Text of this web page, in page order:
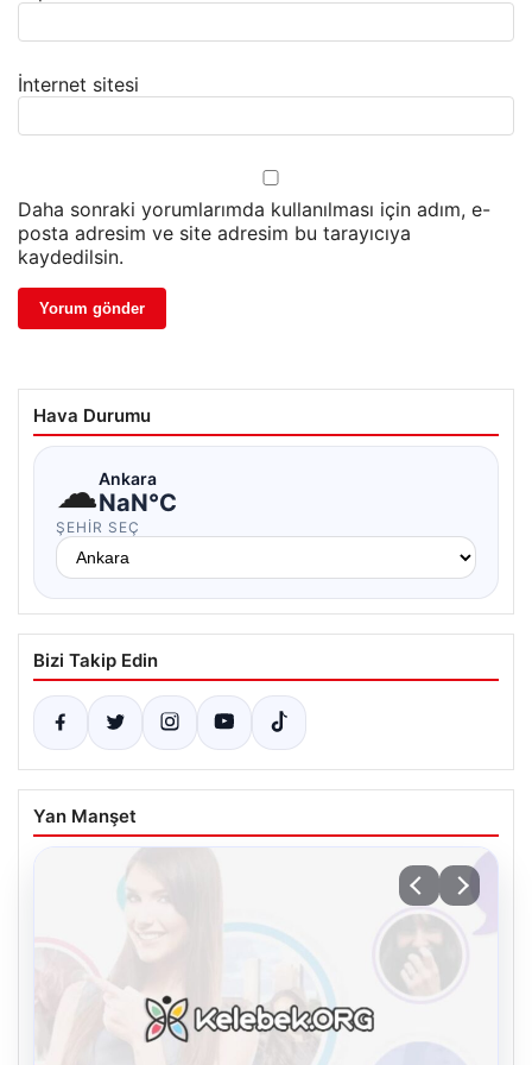
İnternet sitesi
Daha sonraki yorumlarımda kullanılması için adım, e-
posta adresim ve site adresim bu tarayıcıya
kaydedilsin.
Hava Durumu
☁Ankara
NaN°C
ŞEHIR SEÇ
Bizi Takip Edin
Yan Manşet